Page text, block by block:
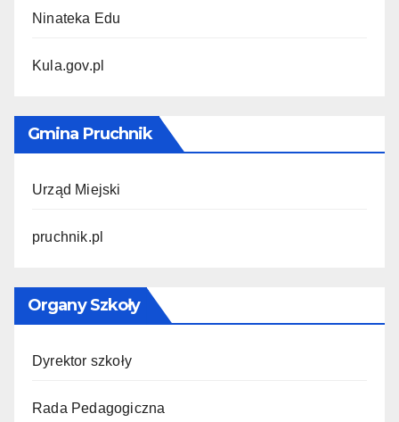
Ninateka Edu
Kula.gov.pl
Gmina Pruchnik
Urząd Miejski
pruchnik.pl
Organy Szkoły
Dyrektor szkoły
Rada Pedagogiczna